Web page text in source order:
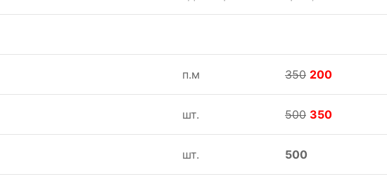
п.м 350 200
шт. 500 350
шт. 500